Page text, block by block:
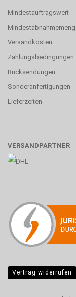
Mindestauftragswert
Versandkosten
Zahlungsbedingungen
Rücksendungen
Sonderanfertigungen
Lieferzeiten
VERSANDPARTNER
Vertrag widerrufen